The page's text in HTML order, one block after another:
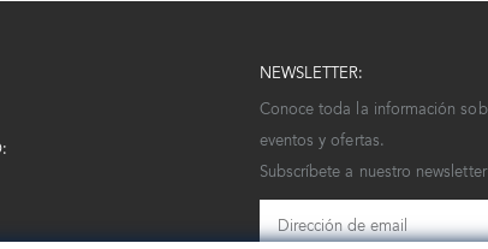
NEWSLETTER:
Conoce toda la información
eventos y ofertas.
Subscríbete a nuestro newsletter